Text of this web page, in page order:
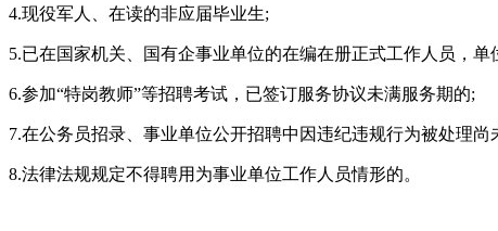
4.现役军人、在读的非应届毕业生;
5.已在国家机关、国有企事业单位的在编在册正式工作人员，
6.参加“特岗教师”等招聘考试，已签订服务协议未满服务期的;
7.在公务员招录、事业单位公开招聘中因违纪违规行为被处理尚
8.法律法规规定不得聘用为事业单位工作人员情形的。